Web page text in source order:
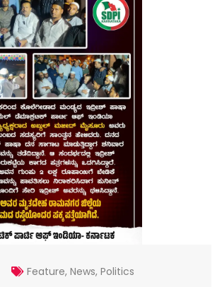
Feature, News, Politics